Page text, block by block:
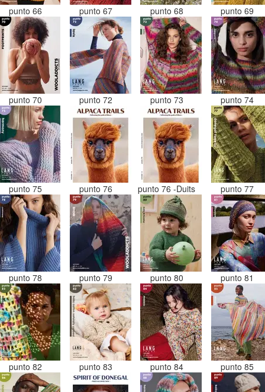
punto 66 punto 67 punto 68 punto 69
punto 70 punto 72 punto 73 punto 74
punto 75 punto 76 punto 76 -Duits punto 77
punto 78 punto 79 punto 80 punto 81
punto 82 punto 83 punto 84 punto 85